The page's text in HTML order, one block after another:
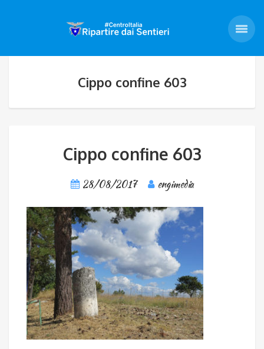
Cippo confine 603
Cippo confine 603
28/08/2017 engimedia